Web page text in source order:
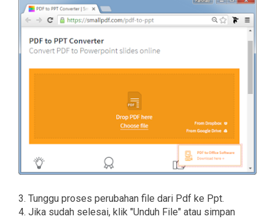
3. Tunggu proses perubahan file dari Pdf ke Ppt.
4. Jika sudah selesai, klik "Unduh File" atau simpan